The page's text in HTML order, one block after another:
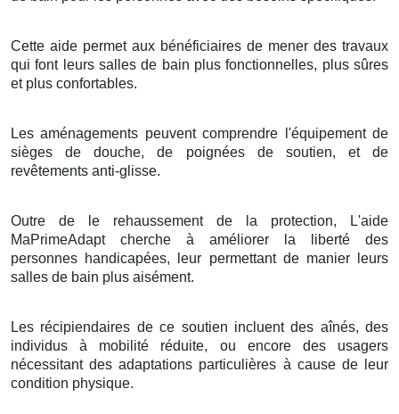
Cette aide permet aux bénéficiaires de mener des travaux
qui font leurs salles de bain plus fonctionnelles, plus sûres
et plus confortables.
Les aménagements peuvent comprendre l'équipement de
sièges de douche, de poignées de soutien, et de
revêtements anti-glisse.
Outre de le rehaussement de la protection, L'aide
MaPrimeAdapt cherche à améliorer la liberté des
personnes handicapées, leur permettant de manier leurs
salles de bain plus aisément.
Les récipiendaires de ce soutien incluent des aînés, des
individus à mobilité réduite, ou encore des usagers
nécessitant des adaptations particulières à cause de leur
condition physique.